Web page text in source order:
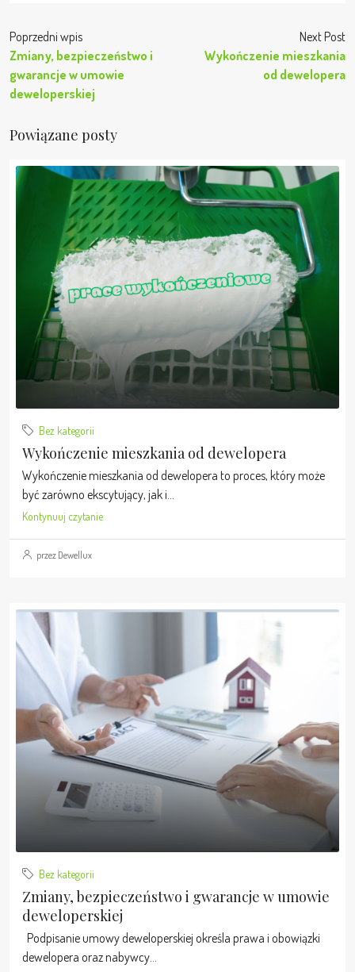
Poprzedni wpis
Zmiany, bezpieczeństwo i
gwarancje w umowie
deweloperskiej
Next Post
Wykończenie mieszkania
od dewelopera
Powiązane posty
Bez kategorii
Wykończenie mieszkania od dewelopera
Wykończenie mieszkania od dewelopera to proces, który może
być zarówno ekscytujący, jak i...
Kontynuuj czytanie
przez Dewellux
Bez kategorii
Zmiany, bezpieczeństwo i gwarancje w umowie
deweloperskiej
Podpisanie umowy deweloperskiej określa prawa i obowiązki
dewelopera oraz nabywcy...